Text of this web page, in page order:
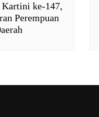
ke-147,
Perempuan